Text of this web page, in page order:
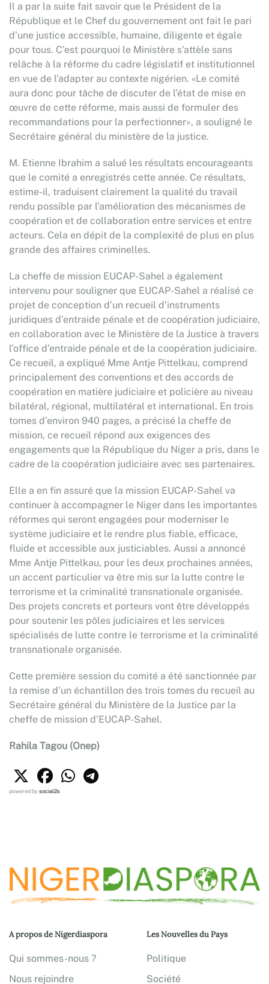
Il a par la suite fait savoir que le Président de la
République et le Chef du gouvernement ont fait le pari
d’une justice accessible, humaine, diligente et égale
pour tous. C’est pourquoi le Ministère s’attèle sans
relâche à la réforme du cadre législatif et institutionnel
en vue de l’adapter au contexte nigérien. «Le comité
aura donc pour tâche de discuter de l’état de mise en
œuvre de cette réforme, mais aussi de formuler des
recommandations pour la perfectionner», a souligné le
Secrétaire général du ministère de la justice.
M. Etienne Ibrahim a salué les résultats encourageants
que le comité a enregistrés cette année. Ce résultats,
estime-il, traduisent clairement la qualité du travail
rendu possible par l’amélioration des mécanismes de
coopération et de collaboration entre services et entre
acteurs. Cela en dépit de la complexité de plus en plus
grande des affaires criminelles.
La cheffe de mission EUCAP-Sahel a également
intervenu pour souligner que EUCAP-Sahel a réalisé ce
projet de conception d’un recueil d’instruments
juridiques d’entraide pénale et de coopération judiciaire,
en collaboration avec le Ministère de la Justice à travers
l’office d’entraide pénale et de la coopération judiciaire.
Ce recueil, a expliqué Mme Antje Pittelkau, comprend
principalement des conventions et des accords de
coopération en matière judiciaire et policière au niveau
bilatéral, régional, multilatéral et international. En trois
tomes d’environ 940 pages, a précisé la cheffe de
mission, ce recueil répond aux exigences des
engagements que la République du Niger a pris, dans le
cadre de la coopération judiciaire avec ses partenaires.
Elle a en fin assuré que la mission EUCAP-Sahel va
continuer à accompagner le Niger dans les importantes
réformes qui seront engagées pour moderniser le
système judiciaire et le rendre plus fiable, efficace,
fluide et accessible aux justiciables. Aussi a annoncé
Mme Antje Pittelkau, pour les deux prochaines années,
un accent particulier va être mis sur la lutte contre le
terrorisme et la criminalité transnationale organisée.
Des projets concrets et porteurs vont être développés
pour soutenir les pôles judiciaires et les services
spécialisés de lutte contre le terrorisme et la criminalité
transnationale organisée.
Cette première session du comité a été sanctionnée par
la remise d’un échantillon des trois tomes du recueil au
Secrétaire général du Ministère de la Justice par la
cheffe de mission d’EUCAP-Sahel.
Rahila Tagou (Onep)
powered bysocial2s
A propos de Nigerdiaspora
Qui sommes-nous ?
Nous rejoindre
Les Nouvelles du Pays
Politique
Société